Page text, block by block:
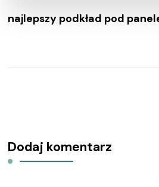
najlepszy podkład pod
Dodaj komentarz